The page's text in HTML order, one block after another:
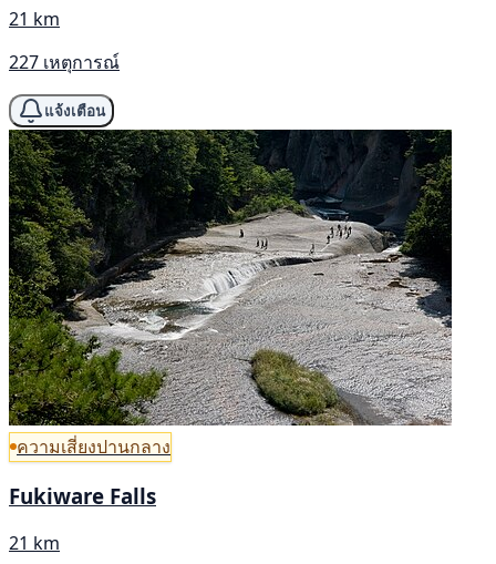
21 km
227 เหตุการณ์
แจ้งเตือน
ความเสี่ยงปานกลาง
Fukiware Falls
21 km